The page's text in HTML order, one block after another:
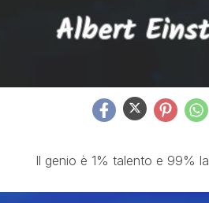
Il genio è 1% talento e 99%